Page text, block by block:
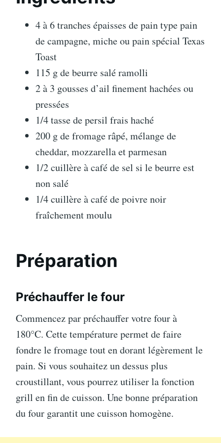
4 à 6 tranches épaisses de pain type pain
de campagne, miche ou pain spécial Texas
Toast
115 g de beurre salé ramolli
2 à 3 gousses d’ail finement hachées ou
pressées
1/4 tasse de persil frais haché
200 g de fromage râpé, mélange de
cheddar, mozzarella et parmesan
1/2 cuillère à café de sel si le beurre est
non salé
1/4 cuillère à café de poivre noir
fraîchement moulu
Préparation
Préchauffer le four
Commencez par préchauffer votre four à
180°C. Cette température permet de faire
fondre le fromage tout en dorant légèrement le
pain. Si vous souhaitez un dessus plus
croustillant, vous pourrez utiliser la fonction
grill en fin de cuisson. Une bonne préparation
du four garantit une cuisson homogène.